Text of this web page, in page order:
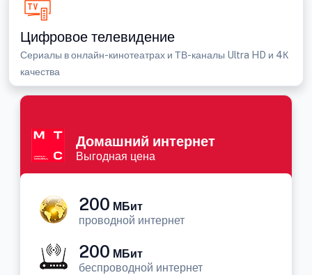
Цифровое телевидение
Сериалы в онлайн-кинотеатрах и ТВ-каналы Ultra HD и 4К
качества
Домашний интернет
Выгодная цена
200 МБит
проводной интернет
200 МБит
беспроводной интернет